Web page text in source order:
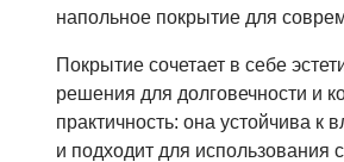
напольное покрытие для
Покрытие сочетает в себе
решения для долговечности и
практичность: она устойчива к
и подходит для использования